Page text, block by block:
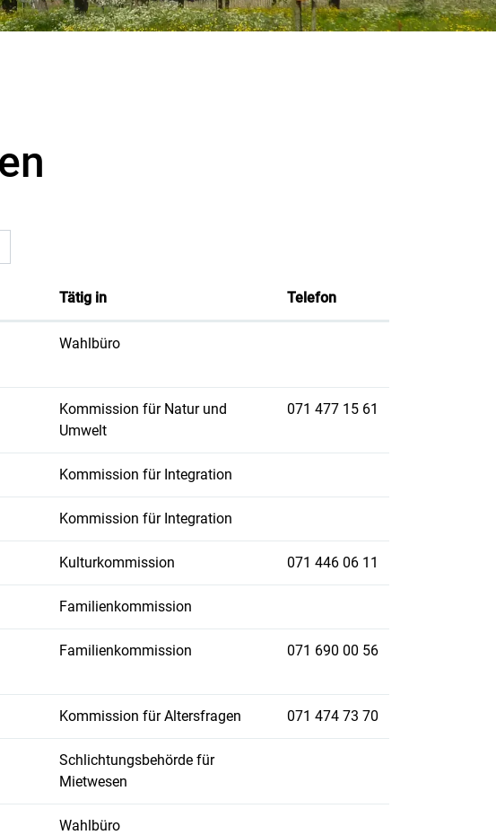
Tätig in Telefon
Wahlbüro
Kommission für Natur und
Umwelt
071 477 15 61
Kommission für Integration
Kommission für Integration
Kulturkommission 071 446 06 11
Familienkommission
Familienkommission 071 690 00 56
Kommission für Altersfragen 071 474 73 70
Schlichtungsbehörde für
Mietwesen
Wahlbüro